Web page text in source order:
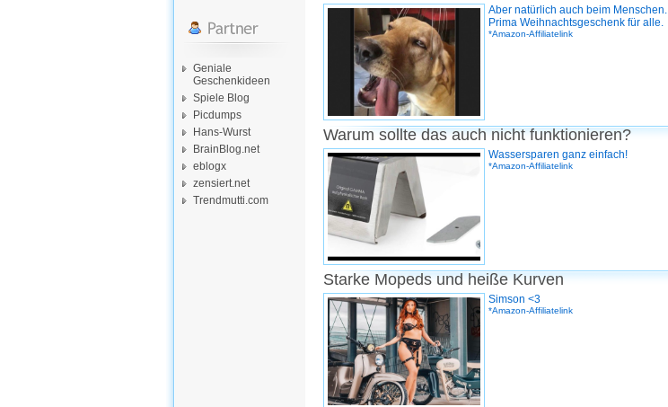
Geniale
Geschenkideen
Spiele Blog
Picdumps
Hans-Wurst
BrainBlog.net
eblogx
zensiert.net
Trendmutti.com
Aber natürlich auch beim Menschen.
Prima Weihnachtsgeschenk für alle.
*Amazon-Affiliatelink
Warum sollte das auch nicht funktionieren?
Wassersparen ganz einfach!
*Amazon-Affiliatelink
Starke Mopeds und heiße Kurven
Simson <3
*Amazon-Affiliatelink